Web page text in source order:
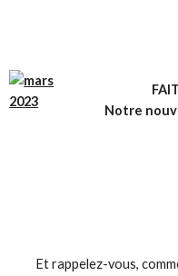
Notre
Et rappelez-vous,